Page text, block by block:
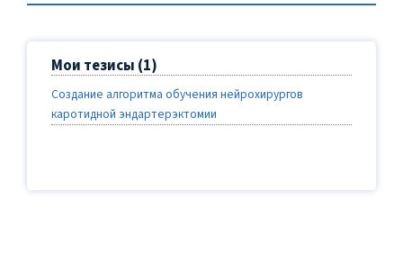
Мои тезисы (1)
Создание алгоритма обучения нейрохирургов
каротидной эндартерэктомии